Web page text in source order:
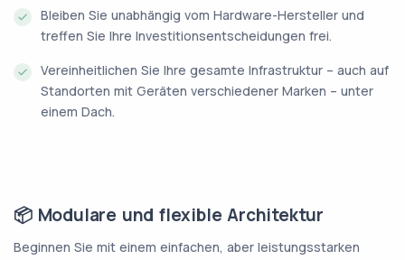
Bleiben Sie unabhängig vom Hardware-Hersteller und
treffen Sie Ihre Investitionsentscheidungen frei.
Vereinheitlichen Sie Ihre gesamte Infrastruktur – auch auf
Standorten mit Geräten verschiedener Marken – unter
einem Dach.
📦 Modulare und flexible Architektur
Beginnen Sie mit einem einfachen, aber leistungsstarken